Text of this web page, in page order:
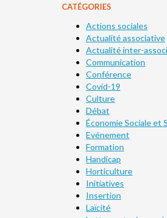
CATÉGORIES
Actions sociales
Actualité associative
Actualité inter-
Communication
Conférence
Covid-19
Culture
Débat
Économie Sociale et
Evénement
Formation
Handicap
Horticulture
Initiatives
Insertion
Laïcité